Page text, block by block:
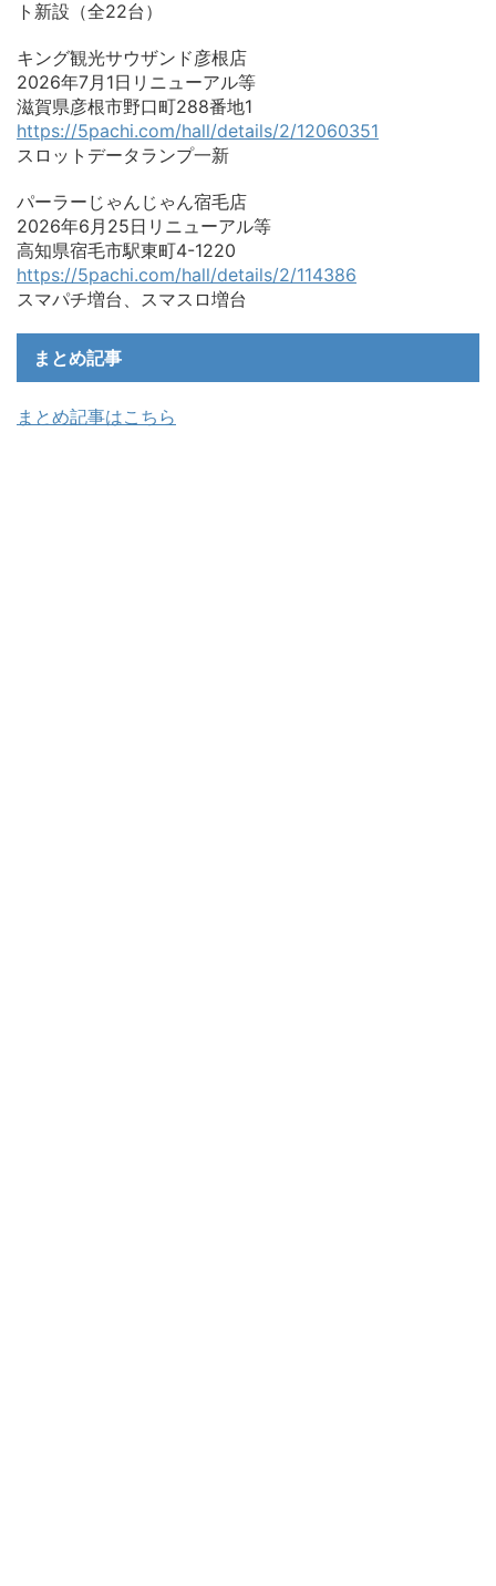
ト新設（全22台）
キング観光サウザンド彦根店
2026年7月1日リニューアル等
滋賀県彦根市野口町288番地1
https://5pachi.com/hall/details/2/12060351
スロットデータランプ一新
パーラーじゃんじゃん宿毛店
2026年6月25日リニューアル等
高知県宿毛市駅東町4-1220
https://5pachi.com/hall/details/2/114386
スマパチ増台、スマスロ増台
まとめ記事
まとめ記事はこちら